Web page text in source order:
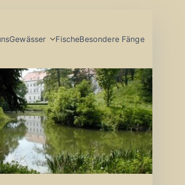
Gewässer FischeBesondere Fänge